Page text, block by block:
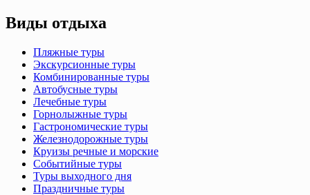
Виды отдыха
Пляжные туры
Экскурсионные туры
Комбинированные туры
Автобусные туры
Лечебные туры
Горнолыжные туры
Гастрономические туры
Железнодорожные туры
Круизы речные и морские
Событийные туры
Туры выходного дня
Праздничные туры